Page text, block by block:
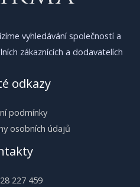
vyhledávání společností a
zákaznících a dodavatelích
odkazy
podmínky
osobních údajů
227 459